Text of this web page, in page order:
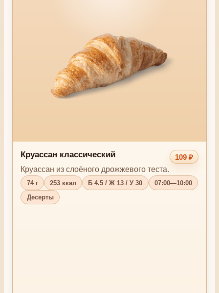
Круассан классический
109 ₽
Круассан из слоёного дрожжевого теста.
74 г 253 ккал Б 4.5 / Ж 13 / У 30
07:00—10:00
Десерты